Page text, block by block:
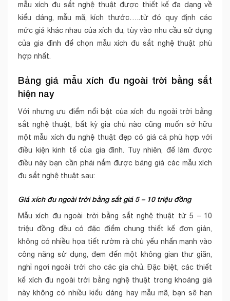
mẫu xích đu sắt nghệ thuật được thiết kế đa dạng về
kiểu dáng, mẫu mã, kích thước…..từ đó quy định các
mức giá khác nhau của xích đu, tùy vào nhu cầu sử dụng
của gia đình để chọn mẫu xích đu sắt nghệ thuật phù
hợp nhất.
Bảng giá mẫu xích đu ngoài trời bằng sắt
hiện nay
Với nhưng ưu điểm nổi bật của xích đu ngoài trời bằng
sắt nghệ thuật, bất kỳ gia chủ nào cũng muốn sở hữu
một mẫu xích đu nghệ thuật đẹp có giá cả phù hợp với
điều kiện kinh tế của gia đình. Tuy nhiên, để làm được
điều này bạn cần phải nắm được bảng giá các mẫu xích
đu sắt nghệ thuật sau:
Giá xích đu ngoài trời bằng sắt giá 5 – 10 triệu đồng
Mẫu xích đu ngoài trời bằng sắt nghệ thuật từ 5 – 10
triệu đồng đều có đặc điểm chung thiết kế đơn giản,
không có nhiều họa tiết rườm rà chủ yếu nhấn mạnh vào
công năng sử dụng, đem đến một không gian thư giãn,
nghỉ ngơi ngoài trời cho các gia chủ. Đặc biệt, các thiết
kế xích đu ngoài trời bằng nghệ thuật trong khoảng giá
này không có nhiều kiểu dáng hay mẫu mã, bạn sẽ hạn